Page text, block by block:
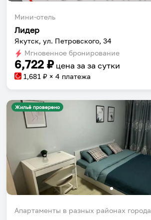
Мини-отель
Лидер
Якутск, ул. Петровского, 34
Мгновенное бронирование
6,722 ₽ цена за за сутки
1,681 ₽ × 4 платежа
Жильё проверено
Апартаменты в разных районах города